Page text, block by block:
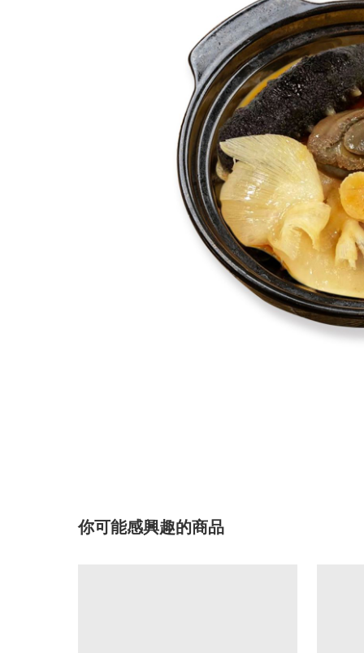
你可能感興趣的商品